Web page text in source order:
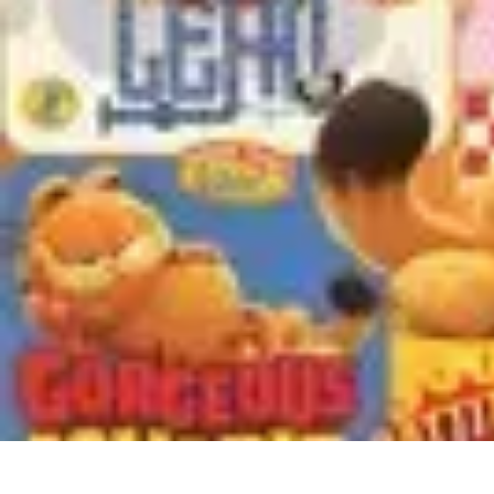
Voyager Lointain
Destinations
Budget et Économie Conseils de Voyage
Voyager Lointain